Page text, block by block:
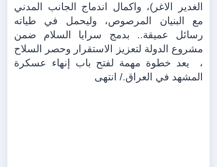
الغدير الاغر)، واكمال اندماج الجانب المدني
مع البنيان المرصوص، وليحمل في طياته
رسائل عميقة.. بدمج سرايا السلام ضمن
مشروع الدولة لتعزيز الاستقرار وحصر السلاح
،
يعد خطوة مهمة لفتح باب إنهاء عسكرة
المشهد في العراق./ انتهى